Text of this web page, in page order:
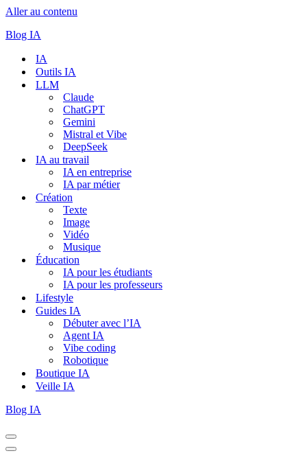
Aller au contenu
Blog IA
IA
Outils IA
LLM
Claude
ChatGPT
Gemini
Mistral et Vibe
DeepSeek
IA au travail
IA en entreprise
IA par métier
Création
Texte
Image
Vidéo
Musique
Éducation
IA pour les étudiants
IA pour les professeurs
Lifestyle
Guides IA
Débuter avec l’IA
Agent IA
Vibe coding
Robotique
Boutique IA
Veille IA
Blog IA
Menu
de
Menu